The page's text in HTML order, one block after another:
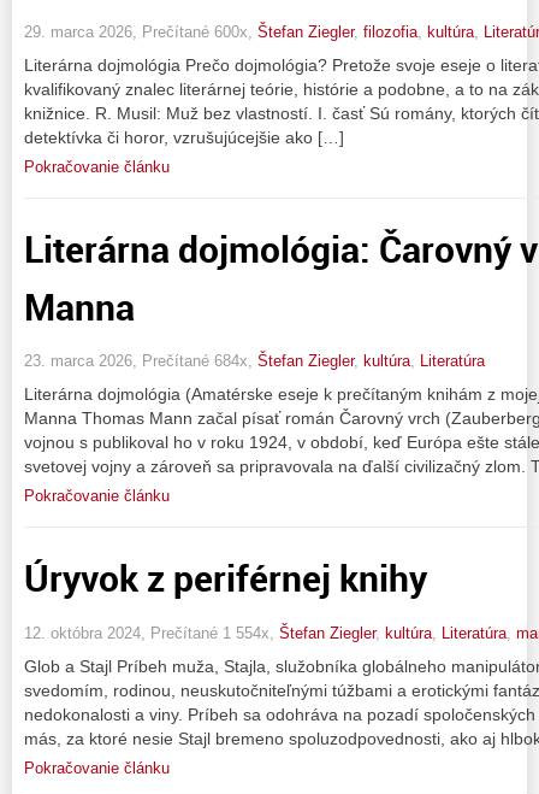
29. marca 2026, Prečítané 600x, Štefan Ziegler, filozofia kultúra
Literárna dojmológia Prečo dojmológia? Pretože svoje eseje o
kvalifikovaný znalec literárnej teórie, histórie a podobne, a to na
knižnice. R. Musil: Muž bez vlastností. I. časť Sú romány, ktorých
detektívka či horor, vzrušujúcejšie ako […]
Pokračovanie článku
Literárna dojmológia: Čarovný
Manna
23. marca 2026, Prečítané 684x, Štefan Ziegler, kultúra, Literatúra
Literárna dojmológia (Amatérske eseje k prečítaným knihám z
Manna Thomas Mann začal písať román Čarovný vrch
vojnou s publikoval ho v roku 1924, v období, keď Európa ešte
svetovej vojny a zároveň sa pripravovala na ďalší civilizačný zlom.
Pokračovanie článku
Úryvok z periférnej knihy
12. októbra 2024, Prečítané 1 554x, Štefan Ziegler, kultúra Literatúra
Glob a Stajl Príbeh muža, Stajla, služobníka globálneho
svedomím, rodinou, neuskutočniteľnými túžbami a erotickými
nedokonalosti a viny. Príbeh sa odohráva na pozadí
más, za ktoré nesie Stajl bremeno spoluzodpovednosti, ako aj
Pokračovanie článku